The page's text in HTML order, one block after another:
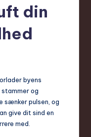
din
byens
og
sænker pulsen, og
give dit sind en
med.